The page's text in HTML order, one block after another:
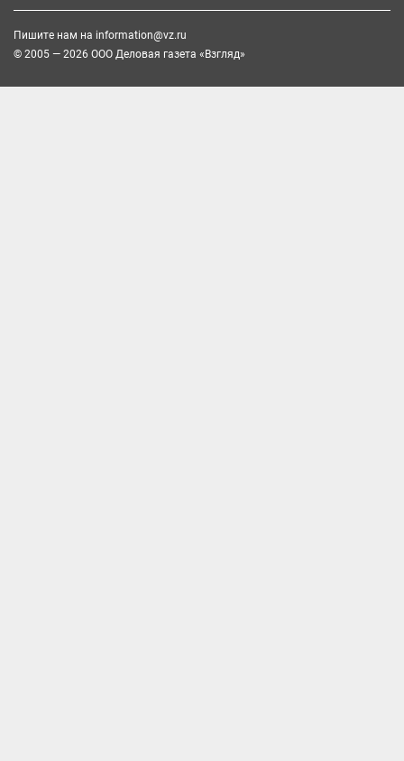
Пишите нам на information@vz.ru
© 2005 — 2026 ООО Деловая газета «Взгляд»